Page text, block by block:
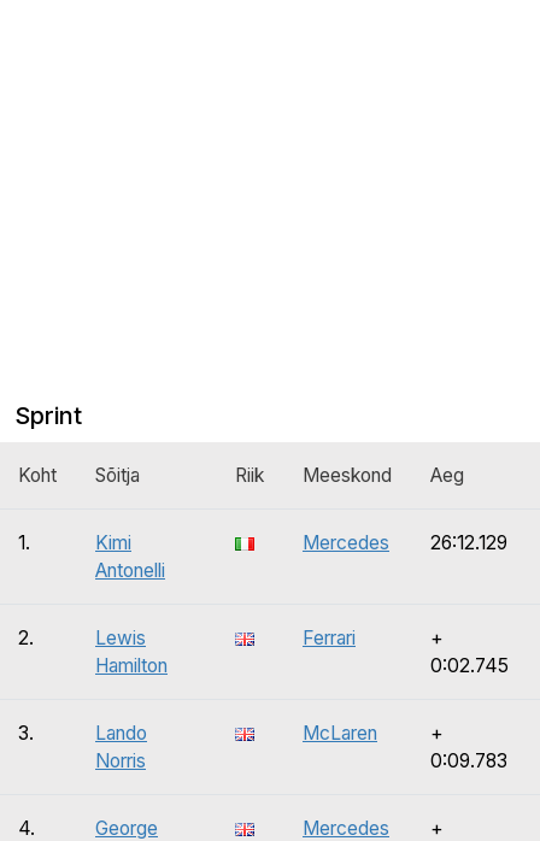
Sprint
Koht Sõitja Riik Meeskond Aeg
1.
Kimi
Antonelli
Mercedes 26:12.129
2.
Lewis
Hamilton
Ferrari
+
0:02.745
3.
Lando
Norris
McLaren
+
0:09.783
4.
George
Mercedes
+